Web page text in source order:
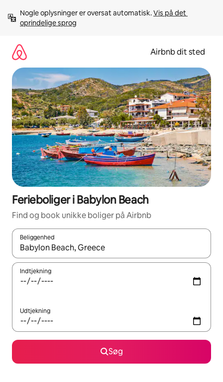
videre
Nogle oplysninger er oversat automatisk. Vis på det
oprindelige sprog
Airbnb dit sted
Ferieboliger i Babylon Beach
Find og book unikke boliger på Airbnb
Beliggenhed
Når resultaterne er tilgængelige, skal du navigere med
Indtjekning
Udtjekning
Søg